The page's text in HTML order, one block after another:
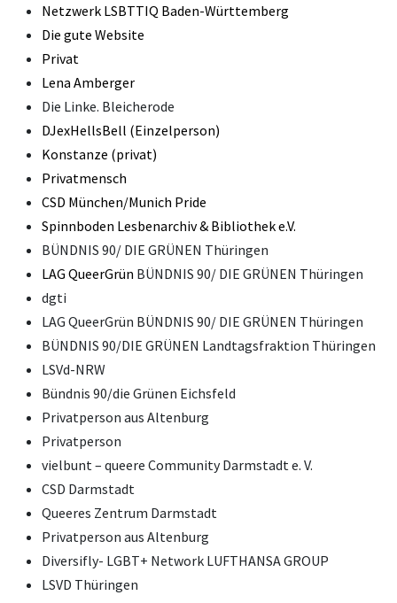
Netzwerk LSBTTIQ Baden-Württemberg
Die gute Website
Privat
Lena Amberger
Die Linke. Bleicherode
DJexHellsBell (Einzelperson)
Konstanze (privat)
Privatmensch
CSD München/Munich Pride
Spinnboden Lesbenarchiv & Bibliothek e.V.
BÜNDNIS 90/ DIE GRÜNEN Thüringen
LAG QueerGrün BÜNDNIS 90/ DIE GRÜNEN Thüringen
dgti
LAG QueerGrün BÜNDNIS 90/ DIE GRÜNEN Thüringen
BÜNDNIS 90/DIE GRÜNEN Landtagsfraktion Thüringen
LSVd-NRW
Bündnis 90/die Grünen Eichsfeld
Privatperson aus Altenburg
Privatperson
vielbunt – queere Community Darmstadt e. V.
CSD Darmstadt
Queeres Zentrum Darmstadt
Privatperson aus Altenburg
Diversifly- LGBT+ Network LUFTHANSA GROUP
LSVD Thüringen